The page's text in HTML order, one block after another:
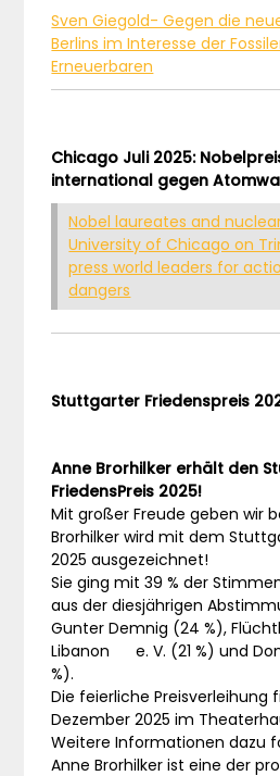
Sven Giegold- Gegen die
Berlins im Interesse der
Erneuerbaren
Chicago Juli 2025:
international gegen
Nobel laureates and
University of Chicago on
press world leaders for
dangers
Stuttgarter Friedenspreis
Anne Brorhilker erhält den
FriedensPreis 2025!
Mit großer Freude geben wir
Brorhilker wird mit dem
2025 ausgezeichnet!
Sie ging mit 39 % der
aus der diesjährigen
Gunter Demnig (24 %),
Libanon e. V. (21 %) und
%).
Die feierliche Preisverleihung
Dezember 2025 im
Weitere Informationen dazu
Anne Brorhilker ist eine der